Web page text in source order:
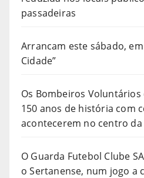
passadeiras
Arrancam este sábado,
Cidade”
Os Bombeiros
150 anos de história com
acontecerem no centro
O Guarda Futebol Clube
o Sertanense, num jogo a